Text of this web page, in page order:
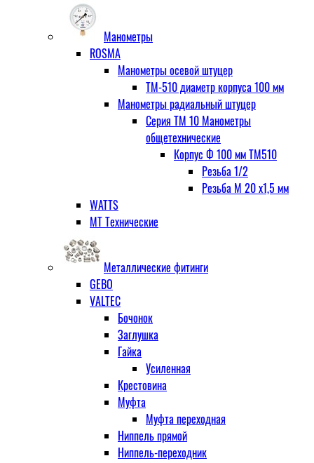
Манометры
ROSMA
Манометры осевой штуцер
ТМ-510 диаметр корпуса 100 мм
Манометры радиальный штуцер
Серия ТМ 10 Манометры
общетехнические
Корпус Ф 100 мм ТМ510
Резьба 1/2
Резьба М 20 х1,5 мм
WATTS
МТ Технические
Металлические фитинги
GEBO
VALTEC
Бочонок
Заглушка
Гайка
Усиленная
Крестовина
Муфта
Муфта переходная
Ниппель прямой
Ниппель-переходник